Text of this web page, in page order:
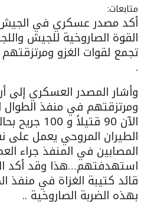
متابعات:
أكد مصدر عسكري في الجيش
القوة الصاروخية للجيش
.
وأشار المصدر العسكري إلى
ومرتزقتهم في منفذ
الآن 90
الطيران المروحي يعمل على
المصابين في المنفذ جراء
استهدفتهم…هذا وقد أكد
قائد كتيبة الغزاة في منفذ
بهذه الضربة الصاروخية ..